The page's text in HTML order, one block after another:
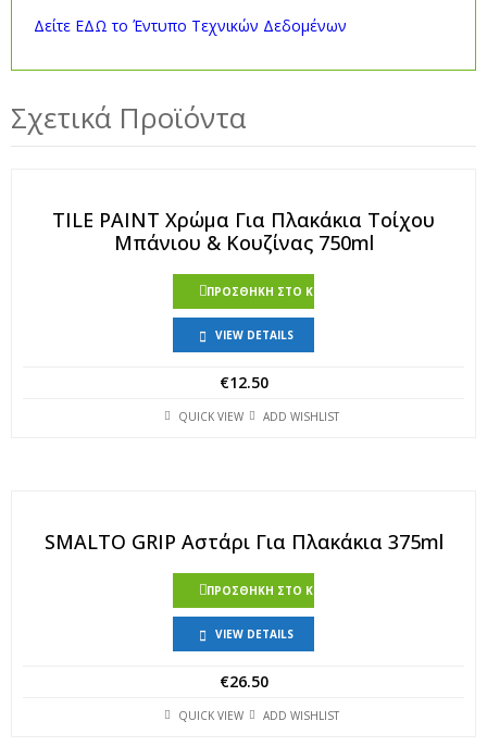
Δείτε ΕΔΩ το Έντυπο Τεχνικών Δεδομένων
Σχετικά Προϊόντα
TILE PAINT Xρώμα Για Πλακάκια Τοίχου
Μπάνιου & Κουζίνας 750ml
ΠΡΟΣΘΉΚΗ ΣΤΟ ΚΑΛΆΘΙ
VIEW DETAILS
€12.50
QUICK VIEW ADD WISHLIST
SMALTO GRIP Αστάρι Για Πλακάκια 375ml
ΠΡΟΣΘΉΚΗ ΣΤΟ ΚΑΛΆΘΙ
VIEW DETAILS
€26.50
QUICK VIEW ADD WISHLIST